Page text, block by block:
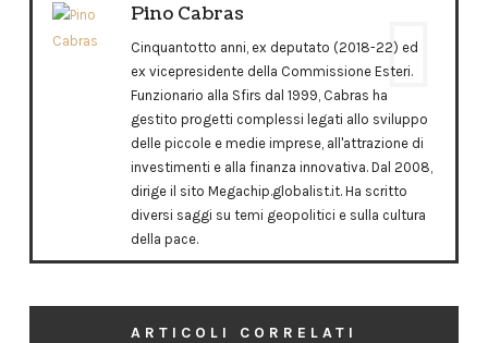
Pino Cabras
Cinquantotto anni, ex deputato (2018-22) ed
ex vicepresidente della Commissione Esteri.
Funzionario alla Sfirs dal 1999, Cabras ha
gestito progetti complessi legati allo sviluppo
delle piccole e medie imprese, all'attrazione di
investimenti e alla finanza innovativa. Dal 2008,
dirige il sito Megachip.globalist.it. Ha scritto
diversi saggi su temi geopolitici e sulla cultura
della pace.
ARTICOLI CORRELATI